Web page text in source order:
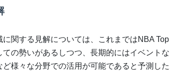
関する見解については、これまではNBA
ての勢いがあるしつつ、長期的にはイベント
様々な分野での活用が可能であると予測した